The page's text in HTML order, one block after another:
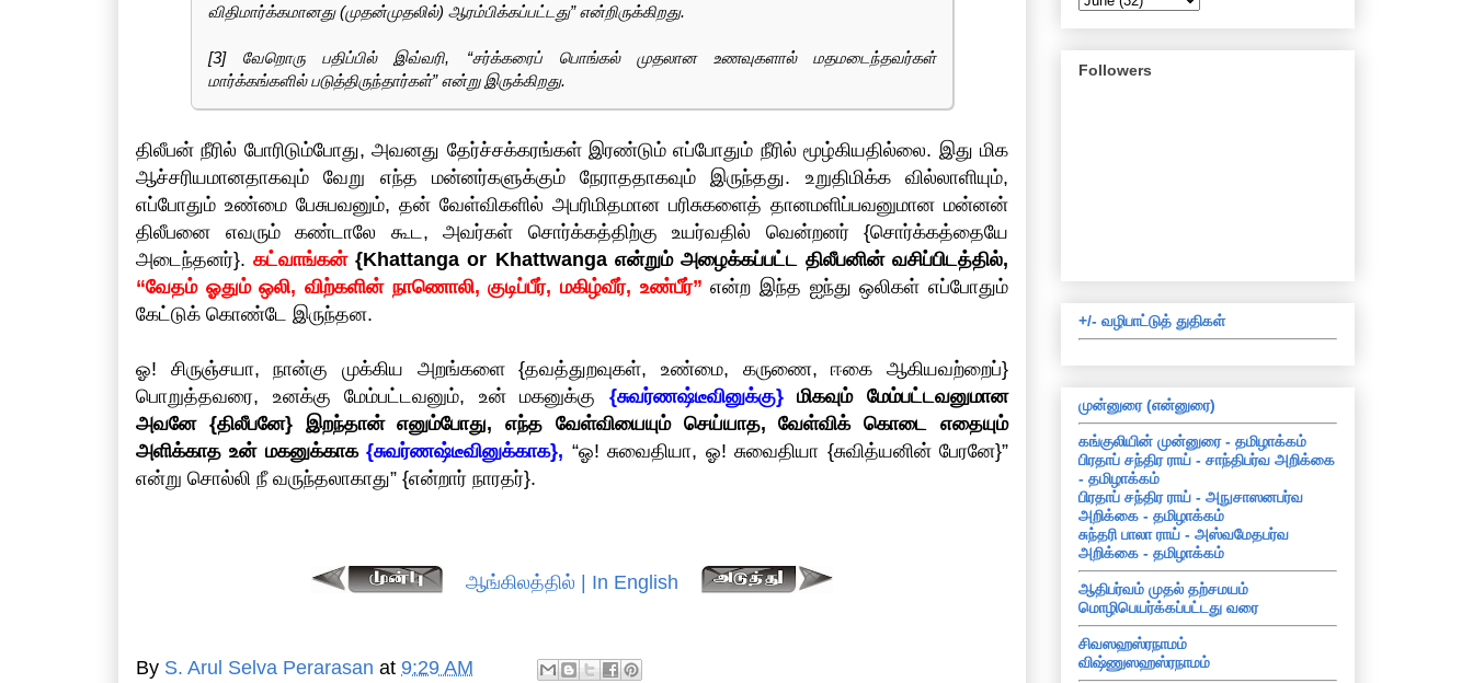
விதிமார்க்கமானது (முதன்முதலில்) ஆரம்பிக்கப்பட்டது” என்றிருக்கிறது.
[3] வேறொரு பதிப்பில் இவ்வரி, “சர்க்கரைப் பொங்கல் முதலான உணவுகளால் மதமடைந்தவர்கள்
மார்க்கங்களில் படுத்திருந்தார்கள்” என்று இருக்கிறது.
திலீபன் நீரில் போரிடும்போது, அவனது தேர்ச்சக்கரங்கள் இரண்டும் எப்போதும் நீரில் மூழ்கியதில்லை. இது மிக
ஆச்சரியமானதாகவும் வேறு எந்த மன்னர்களுக்கும் நேராததாகவும் இருந்தது. உறுதிமிக்க வில்லாளியும்,
எப்போதும் உண்மை பேசுபவனும், தன் வேள்விகளில் அபரிமிதமான பரிசுகளைத் தானமளிப்பவனுமான மன்னன்
திலீபனை எவரும் கண்டாலே கூட, அவர்கள் சொர்க்கத்திற்கு உயர்வதில் வென்றனர் {சொர்க்கத்தையே
அடைந்தனர்}.கட்வாங்கன்{Khattanga or Khattwanga என்றும் அழைக்கப்பட்ட திலீபனின் வசிப்பிடத்தில்,
“வேதம் ஓதும் ஒலி, விற்களின் நாணொலி, குடிப்பீர், மகிழ்வீர், உண்பீர்” என்ற இந்த ஐந்து ஒலிகள் எப்போதும்
கேட்டுக் கொண்டே இருந்தன.
ஓ! சிருஞ்சயா, நான்கு முக்கிய அறங்களை {தவத்துறவுகள், உண்மை, கருணை, ஈகை ஆகியவற்றைப்}
பொறுத்தவரை, உனக்கு மேம்பட்டவனும், உன் மகனுக்கு {சுவர்ணஷ்டீவினுக்கு}
மிகவும் மேம்பட்டவனுமான
அவனே {திலீபனே} இறந்தான் எனும்போது, எந்த வேள்வியையும் செய்யாத, வேள்விக் கொடை எதையும்
அளிக்காத உன் மகனுக்காக{சுவர்ணஷ்டீவினுக்காக}, “ஓ! சுவைதியா, ஓ! சுவைதியா {சுவித்யனின் பேரனே}”
என்று சொல்லி நீ வருந்தலாகாது” {என்றார் நாரதர்}.
ஆங்கிலத்தில் | In English
By S. Arul Selva Perarasan at 9:29 AM
Followers
+/- வழிபாட்டுத் துதிகள்
முன்னுரை (என்னுரை)
கங்குலியின் முன்னுரை - தமிழாக்கம்
பிரதாப் சந்திர ராய் - சாந்திபர்வ அறிக்கை
- தமிழாக்கம்
பிரதாப் சந்திர ராய் - அநுசாஸனபர்வ
அறிக்கை - தமிழாக்கம்
சுந்தரி பாலா ராய் - அஸ்வமேதபர்வ
அறிக்கை - தமிழாக்கம்
ஆதிபர்வம் முதல் தற்சமயம்
மொழிபெயர்க்கப்பட்டது வரை
சிவஸஹஸ்ரநாமம்
விஷ்ணுஸஹஸ்ரநாமம்